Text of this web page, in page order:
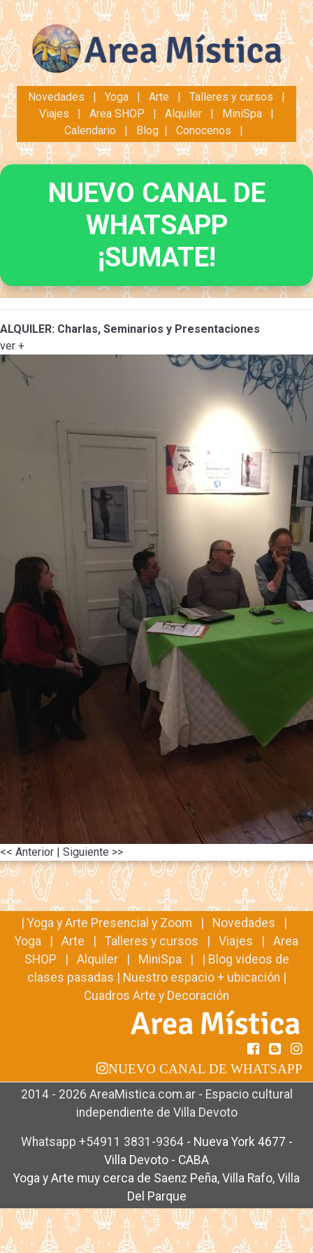
Novedades | Yoga | Arte | Talleres y cursos |
Viajes | Area SHOP | Alquiler | MiniSpa |
Calendario | Blog | Conocenos |
NUEVO CANAL DE
WHATSAPP
¡SUMATE!
ALQUILER: Charlas, Seminarios y Presentaciones
ver +
<< Anterior | Siguiente >>
| Yoga y Arte Presencial y Zoom | Novedades
|
Yoga
| Arte | Talleres y cursos | Viajes | Area
SHOP | Alquiler| MiniSpa | | Blog videos de
clases pasadas | Nuestro espacio + ubicación |
Cuadros Arte y Decoración
NUEVO CANAL DE WHATSAPP
2014 - 2026 AreaMistica.com.ar - Espacio cultural
independiente de Villa Devoto
Whatsapp +54911 3831-9364 - Nueva York 4677 -
Villa Devoto - CABA
Yoga y Arte muy cerca de Saenz Peña, Villa Rafo, Villa
Del Parque